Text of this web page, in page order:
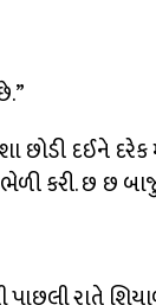
છોડી દઈને દરેક
ભેળી કરી. છ છ